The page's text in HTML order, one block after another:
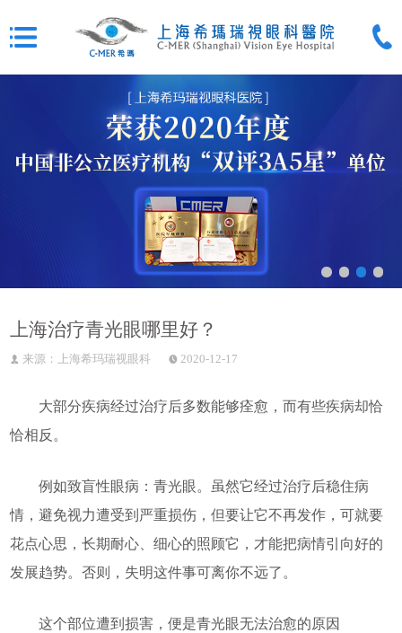
上海治疗青光眼哪里好？
来源：上海希玛瑞视眼科 2020-12-17
大部分疾病经过治疗后多数能够痊愈，而有些疾病却恰
恰相反。
例如致盲性眼病：青光眼。虽然它经过治疗后稳住病
情，避免视力遭受到严重损伤，但要让它不再发作，可就要
花点心思，长期耐心、细心的照顾它，才能把病情引向好的
发展趋势。否则，失明这件事可离你不远了。
这个部位遭到损害，便是青光眼无法治愈的原因